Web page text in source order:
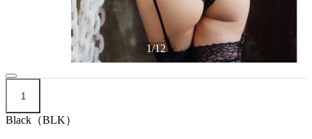
1/12
1
Black（BLK）